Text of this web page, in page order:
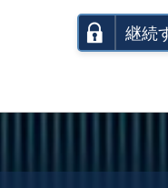
継続